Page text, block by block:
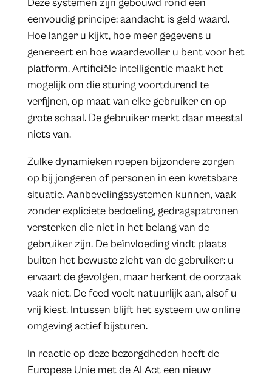
Deze systemen zijn gebouwd rond een
eenvoudig principe: aandacht is geld waard.
Hoe langer u kijkt, hoe meer gegevens u
genereert en hoe waardevoller u bent voor het
platform. Artificiële intelligentie maakt het
mogelijk om die sturing voortdurend te
verfijnen, op maat van elke gebruiker en op
grote schaal. De gebruiker merkt daar meestal
niets van.
Zulke dynamieken roepen bijzondere zorgen
op bij jongeren of personen in een kwetsbare
situatie. Aanbevelingssystemen kunnen, vaak
zonder expliciete bedoeling, gedragspatronen
versterken die niet in het belang van de
gebruiker zijn. De beïnvloeding vindt plaats
buiten het bewuste zicht van de gebruiker: u
ervaart de gevolgen, maar herkent de oorzaak
vaak niet. De feed voelt natuurlijk aan, alsof u
vrij kiest. Intussen blijft het systeem uw online
omgeving actief bijsturen.
In reactie op deze bezorgdheden heeft de
Europese Unie met de AI Act een nieuw